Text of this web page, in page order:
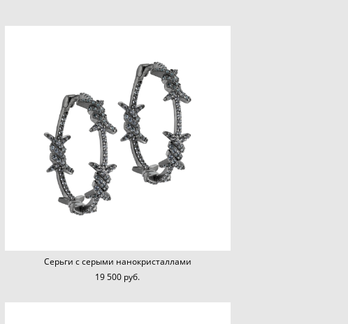
Серьги с серыми нанокристаллами
19 500 pуб.